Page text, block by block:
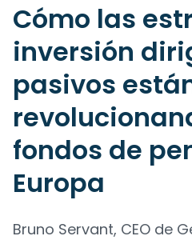
Cómo las
inversión
pasivos
fondos de
Europa
Bruno Servant, CEO de